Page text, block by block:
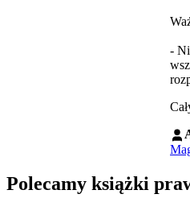
-
Polecamy książki